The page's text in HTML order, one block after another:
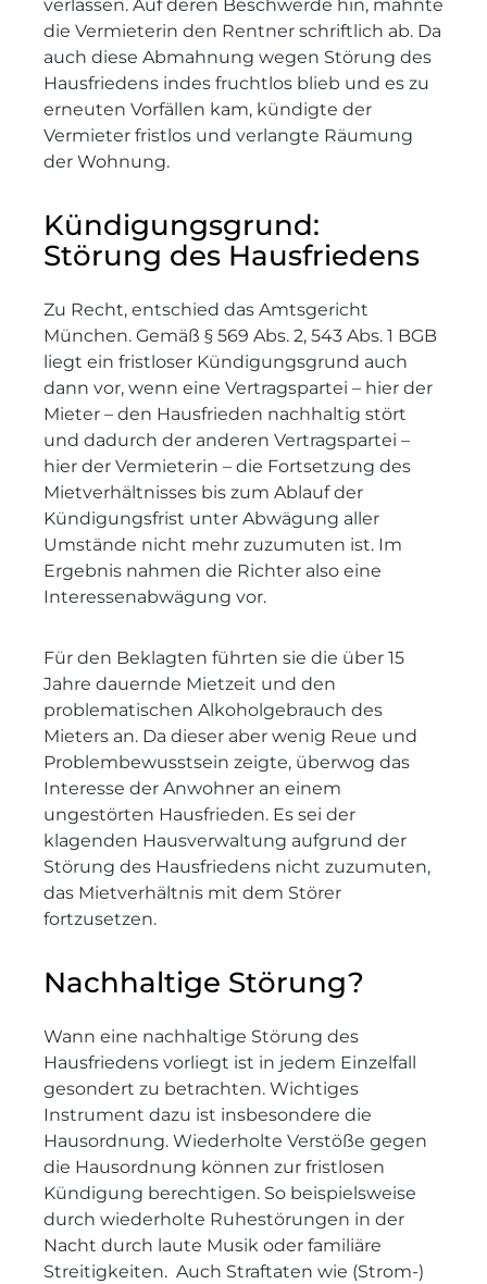
verlassen. Auf deren Beschwerde hin, mahnte
die Vermieterin den Rentner schriftlich ab. Da
auch diese Abmahnung wegen Störung des
Hausfriedens indes fruchtlos blieb und es zu
erneuten Vorfällen kam, kündigte der
Vermieter fristlos und verlangte Räumung
der Wohnung.
Kündigungsgrund:
Störung des Hausfriedens
Zu Recht, entschied das Amtsgericht
München. Gemäß § 569 Abs. 2, 543 Abs. 1 BGB
liegt ein fristloser Kündigungsgrund auch
dann vor, wenn eine Vertragspartei – hier der
Mieter – den Hausfrieden nachhaltig stört
und dadurch der anderen Vertragspartei –
hier der Vermieterin – die Fortsetzung des
Mietverhältnisses bis zum Ablauf der
Kündigungsfrist unter Abwägung aller
Umstände nicht mehr zuzumuten ist. Im
Ergebnis nahmen die Richter also eine
Interessenabwägung vor.
Für den Beklagten führten sie die über 15
Jahre dauernde Mietzeit und den
problematischen Alkoholgebrauch des
Mieters an. Da dieser aber wenig Reue und
Problembewusstsein zeigte, überwog das
Interesse der Anwohner an einem
ungestörten Hausfrieden. Es sei der
klagenden Hausverwaltung aufgrund der
Störung des Hausfriedens nicht zuzumuten,
das Mietverhältnis mit dem Störer
fortzusetzen.
Nachhaltige Störung?
Wann eine nachhaltige Störung des
Hausfriedens vorliegt ist in jedem Einzelfall
gesondert zu betrachten. Wichtiges
Instrument dazu ist insbesondere die
Hausordnung. Wiederholte Verstöße gegen
die Hausordnung können zur fristlosen
Kündigung berechtigen. So beispielsweise
durch wiederholte Ruhestörungen in der
Nacht durch laute Musik oder familiäre
Streitigkeiten. Auch Straftaten wie (Strom-)